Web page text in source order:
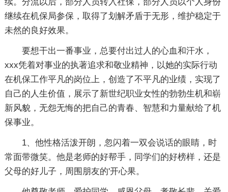
继续在机保局参保，取得了划解矛盾于无形，维护稳定于
未然的良好效果。
要想干出一番事业，总要付出过人的心血和汗水，
xxx凭着对事业的执著追求和敬业精神，以她的实际行动
在机保工作平凡的岗位上，创造了不平凡的业绩，实现了
自己的人生价值，展示了新世纪职业女性的勃勃生机和崭
新风貌，无怨无悔的把自己的青春、智慧和力量献给了机
保事业。
1、他性格活泼开朗，忽闪着一双会说话的眼睛，时
常面带微笑。他是老师的好帮手，同学们的好榜样，还是
父母的好儿子，周围朋友的'开心果。